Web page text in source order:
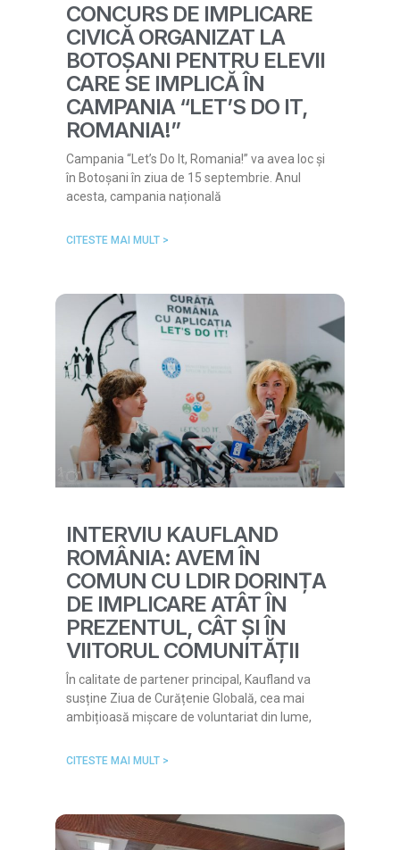
CONCURS DE IMPLICARE
CIVICĂ ORGANIZAT LA
BOTOȘANI PENTRU ELEVII
CARE SE IMPLICĂ ÎN
CAMPANIA “LET’S DO IT,
ROMANIA!”
Campania “Let’s Do It, Romania!” va avea loc și
în Botoșani în ziua de 15 septembrie. Anul
acesta, campania națională
CITESTE MAI MULT >
INTERVIU KAUFLAND
ROMÂNIA: AVEM ÎN
COMUN CU LDIR DORINȚA
DE IMPLICARE ATÂT ÎN
PREZENTUL, CÂT ȘI ÎN
VIITORUL COMUNITĂȚII
În calitate de partener principal, Kaufland va
susține Ziua de Curățenie Globală, cea mai
ambițioasă mișcare de voluntariat din lume,
CITESTE MAI MULT >